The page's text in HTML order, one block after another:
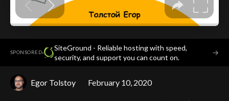
SPONSORED·
SiteGround - Reliable hosting with speed,
security, and support you can count on.
→
Egor Tolstoy February 10, 2020